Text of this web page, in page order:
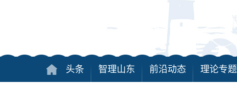
头条 智理山东 前沿动态 理论专题